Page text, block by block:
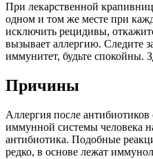
При лекарственной
одном и том же месте при
исключить рецидивы,
вызывает аллергию. Следите
иммунитет, будьте спокойны.
Причины
Аллергия после антибиотиков
иммунной системы человека
антибиотика. Подобные
редко, в основе лежат